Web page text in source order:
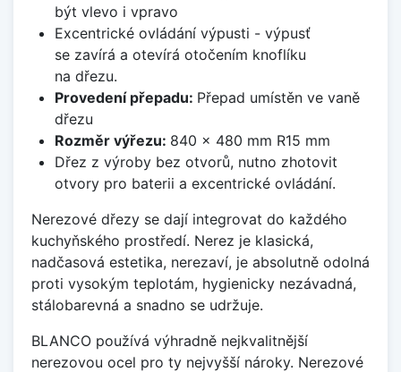
být vlevo i vpravo
Excentrické ovládání výpusti - výpusť
se zavírá a otevírá otočením knoflíku
na dřezu.
Provedení přepadu: Přepad umístěn ve vaně
dřezu
Rozměr výřezu: 840 x 480 mm R15 mm
Dřez z výroby bez otvorů, nutno zhotovit
otvory pro baterii a excentrické ovládání.
Nerezové dřezy se dají integrovat do každého
kuchyňského prostředí. Nerez je klasická,
nadčasová estetika, nerezaví, je absolutně odolná
proti vysokým teplotám, hygienicky nezávadná,
stálobarevná a snadno se udržuje.
BLANCO používá výhradně nejkvalitnější
nerezovou ocel pro ty nejvyšší nároky. Nerezové